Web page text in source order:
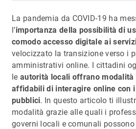
La pandemia da COVID-19 ha
l’importanza della possibilità di
comodo accesso digitale ai
velocizzato la transizione verso i
amministrativi online. I cittadini
le autorità locali offrano modalità
affidabili di interagire online con
pubblici. In questo articolo ti
modalità grazie alle quali i
governi locali e comunali